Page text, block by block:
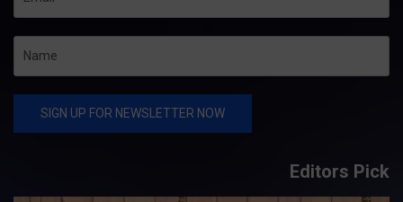
Editors Pick